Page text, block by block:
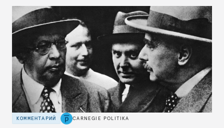
сериям ограничений и перекрывая вскрывшиеся
в процессе лазейки.
КОММЕНТАРИЙ CARNEGIE POLITIKA